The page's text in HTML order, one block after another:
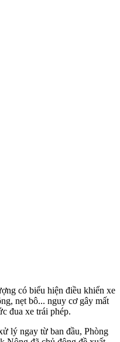
có biểu hiện điều khiển xe
nẹt bô... nguy cơ gây mất
đua xe trái phép.
lý ngay từ ban đầu, Phòng